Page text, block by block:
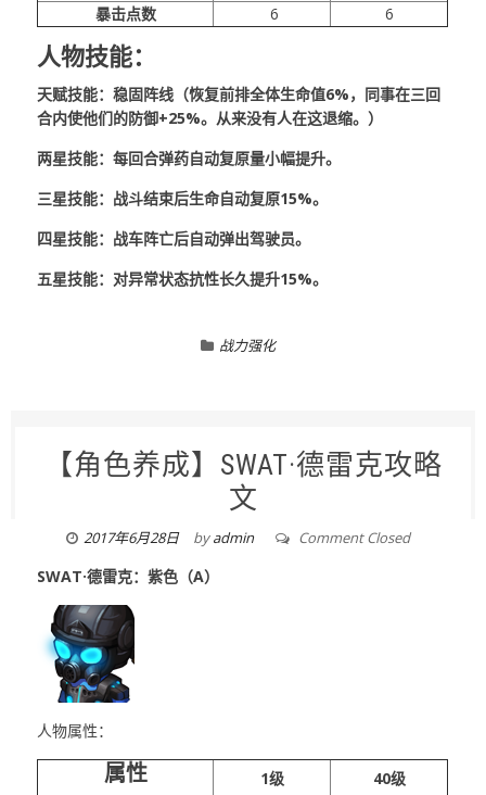
暴击点数
6 6
人物技能：
天赋技能：稳固阵线（恢复前排全体生命值6%，同事在三回
合内使他们的防御+25%。从来没有人在这退缩。）
两星技能：每回合弹药自动复原量小幅提升。
三星技能：战斗结束后生命自动复原15%。
四星技能：战车阵亡后自动弹出驾驶员。
五星技能：对异常状态抗性长久提升15%。
战力强化
【角色养成】SWAT·德雷克攻略
文
2017年6月28日 byadmin Comment Closed
SWAT·德雷克：紫色（A）
人物属性：
属性 1级
40级